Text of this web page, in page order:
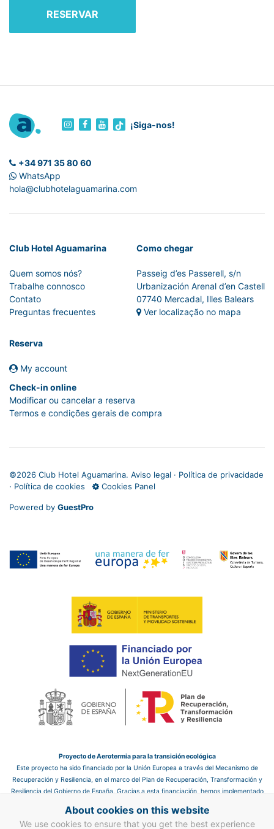
RESERVAR
¡Siga-nos!
+34 971 35 80 60
WhatsApp
hola@clubhotelaguamarina.com
Club Hotel Aguamarina
Quem somos nós?
Trabalhe connosco
Contato
Preguntas frecuentes
Como chegar
Passeig d’es Passerell, s/n
Urbanización Arenal d’en Castell
07740 Mercadal, Illes Balears
Ver localização no mapa
Reserva
My account
Check-in online
Modificar ou cancelar a reserva
Termos e condições gerais de compra
©2026 Club Hotel Aguamarina. Aviso legal · Política de privacidade
· Política de cookies Cookies Panel
Powered by GuestPro
Proyecto de Aerotermia para la transición ecológica
Este proyecto ha sido financiado por la Unión Europea a través del Mecanismo de
Recuperación y Resiliencia, en el marco del Plan de Recuperación, Transformación y
Resiliencia del Gobierno de España. Gracias a esta financiación, hemos implementado
y reducir las emisiones de CO₂, contribuyendo así a un futuro más sostenible.
About cookies on this website
We use cookies to ensure that you get the best experience